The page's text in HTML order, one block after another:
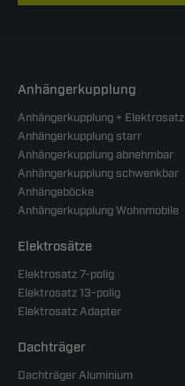
Anhängerkupplung
Anhängerkupplung + Elektrosatz
Anhängerkupplung starr
Anhängerkupplung abnehmbar
Anhängerkupplung schwenkbar
Anhängeböcke
Anhängerkupplung Wohnmobile
Elektrosätze
Elektrosatz 7-polig
Elektrosatz 13-polig
Elektrosatz Adapter
Dachträger
Dachträger Aluminium